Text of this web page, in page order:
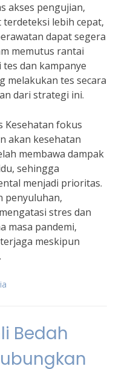
akses pengujian,
lebih cepat,
dapat segera
memutus rantai
dan kampanye
tes secara
dari strategi ini.
Kesehatan fokus
akan kesehatan
membawa dampak
sehingga
menjadi prioritas.
penyuluhan,
stres dan
masa pandemi,
meskipun
Bedah